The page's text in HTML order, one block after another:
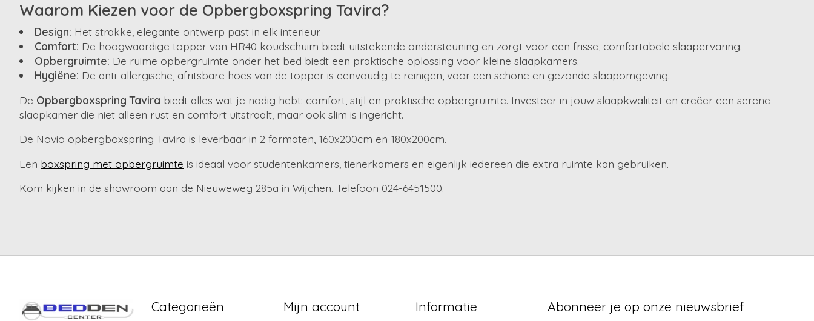
Waarom Kiezen voor de Opbergboxspring Tavira?
Design: Het strakke, elegante ontwerp past in elk interieur.
Comfort: De hoogwaardige topper van HR40 koudschuim biedt uitstekende ondersteuning en zorgt voor een frisse, comfortabele slaapervaring.
Opbergruimte: De ruime opbergruimte onder het bed biedt een praktische oplossing voor kleine slaapkamers.
Hygiëne: De anti-allergische, afritsbare hoes van de topper is eenvoudig te reinigen, voor een schone en gezonde slaapomgeving.
De Opbergboxspring Tavira biedt alles wat je nodig hebt: comfort, stijl en praktische opbergruimte. Investeer in jouw slaapkwaliteit en creëer een serene
slaapkamer die niet alleen rust en comfort uitstraalt, maar ook slim is ingericht.
De Novio opbergboxspring Tavira is leverbaar in 2 formaten, 160x200cm en 180x200cm.
Een boxspring met opbergruimte is ideaal voor studentenkamers, tienerkamers en eigenlijk iedereen die extra ruimte kan gebruiken.
Kom kijken in de showroom aan de Nieuweweg 285a in Wijchen. Telefoon 024-6451500.
Categorieën Mijn account Informatie Abonneer je op onze nieuwsbrief